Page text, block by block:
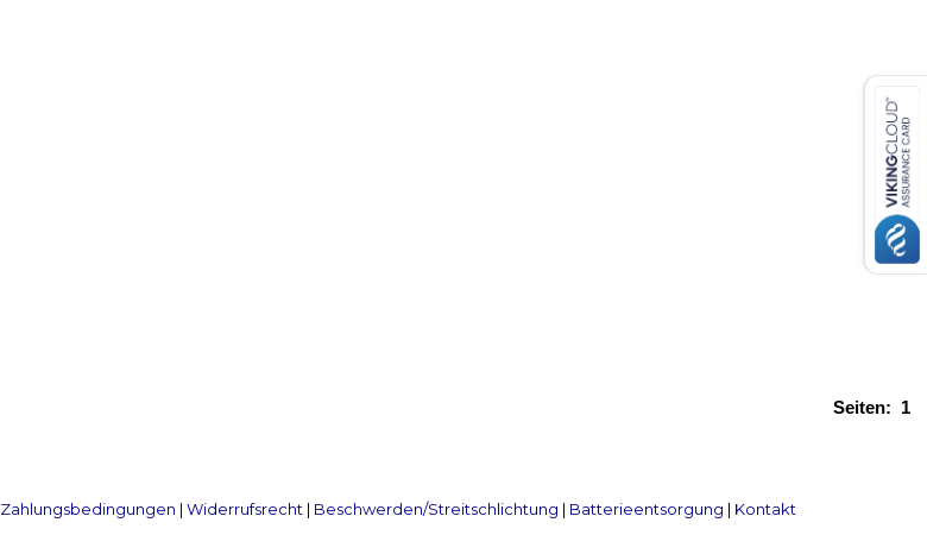
Seiten: 1
Zahlungsbedingungen | Widerrufsrecht | Beschwerden/Streitschlichtung | Batterieentsorgung | Kontakt